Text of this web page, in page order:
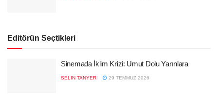
Editörün Seçtikleri
Sinemada İklim Krizi: Umut Dolu Yarınlara
SELIN TANYERI 29 TEMMUZ 2026